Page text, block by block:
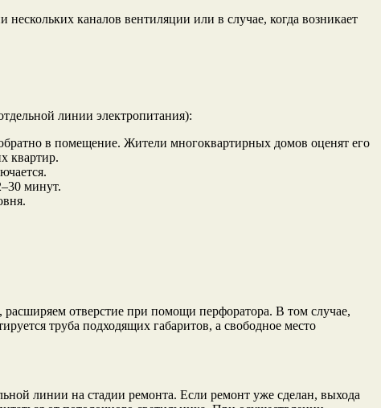
каналов вентиляции или в случае, когда возникает
линии электропитания):
в помещение. Жители многоквартирных домов оценят его
квартир.
минут.
отверстие при помощи перфоратора. В том случае,
труба подходящих габаритов, а свободное место
линии на стадии ремонта. Если ремонт уже сделан, выхода